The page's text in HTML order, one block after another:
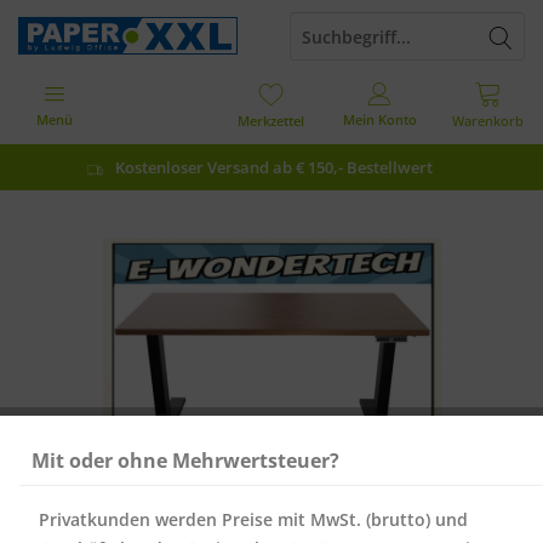
Kostenloser Versand ab € 150,- Bestellwert
Warenkorb
Merkzettel Mein Konto
Menü
Mit oder ohne Mehrwertsteuer?
Privatkunden werden Preise mit MwSt. (brutto) und